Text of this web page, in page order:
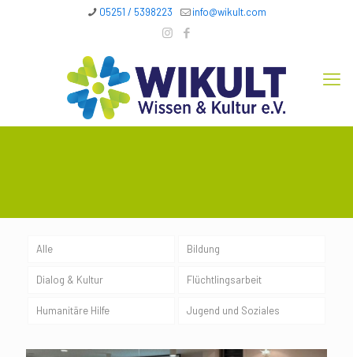
05251 / 5398223 info@wikult.com
Alle Bildung
Dialog & Kultur Flüchtlingsarbeit
Humanitäre Hilfe Jugend und Soziales